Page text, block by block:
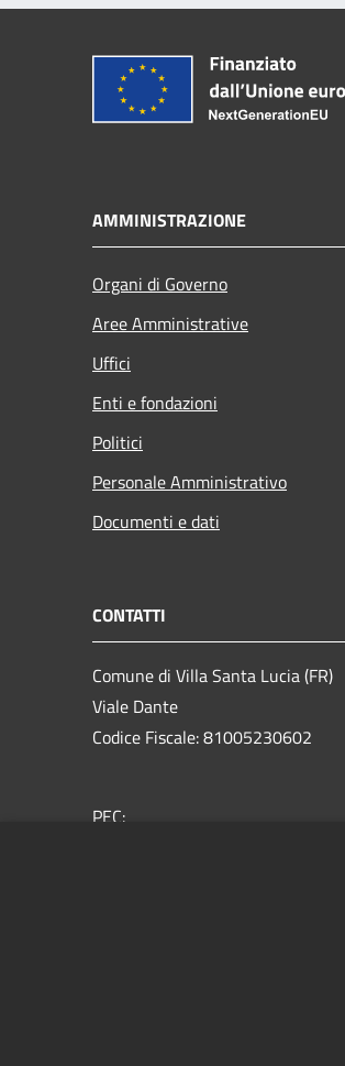
AMMINISTRAZIONE
Organi di Governo
Aree Amministrative
Uffici
Enti e fondazioni
Politici
Personale Amministrativo
Documenti e dati
CONTATTI
Comune di Villa Santa Lucia (FR)
Viale Dante
Codice Fiscale: 81005230602
PEC: